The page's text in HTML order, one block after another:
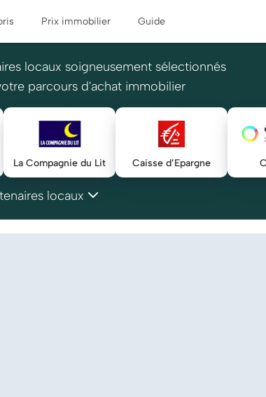
Prix immobilier Guide
locaux soigneusement sélectionnés
parcours d'achat immobilier
La Compagnie du Lit Caisse d’Epargne
locaux